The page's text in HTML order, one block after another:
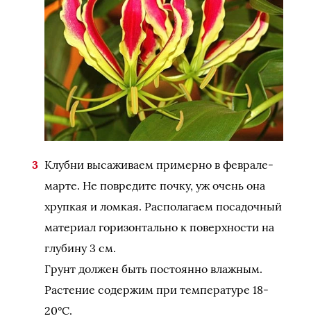
Клубни высаживаем примерно в феврале-
марте. Не повредите почку, уж очень она
хрупкая и ломкая. Располагаем посадочный
материал горизонтально к поверхности на
глубину 3 см.
Грунт должен быть постоянно влажным.
Растение содержим при температуре 18-
20°С.